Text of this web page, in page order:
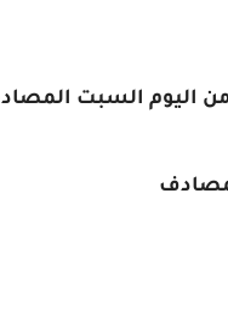
السبت المصادف 2022/